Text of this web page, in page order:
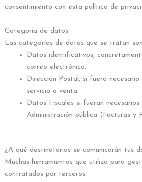
consentimiento con esta política de
Categoría de datos
Las categorías de datos que se tratan
Datos identificativos,
correo electrónico.
Dirección Postal, si fuera
servicio o venta.
Datos Fiscales si fueran
Administración pública (Facturas y
​¿A qué destinatarios se comunicarán tus
Muchas herramientas que utilizo para
contratados por terceros.